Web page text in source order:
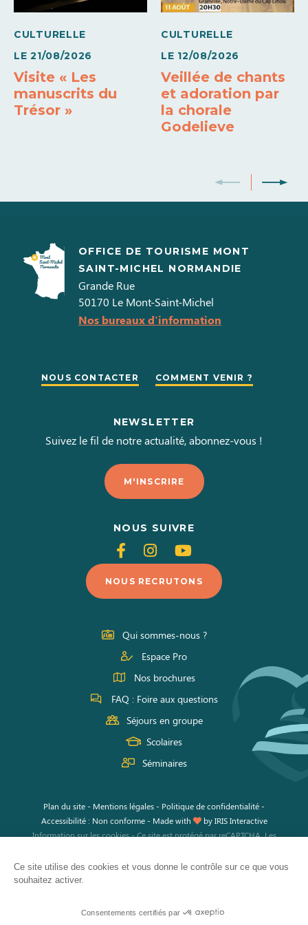
Ce site utilise des cookies et vous donne le contrôle sur ce que vous
souhaitez activer.
Consentements certifiés par
CULTURELLE
LE 21/08/2026
Visite « Les
manuscrits du
Trésor »
CULTURELLE
LE 12/08/2026
Veillée de chants
et adoration par
la chorale
Godelieve
OFFICE DE TOURISME MONT
SAINT-MICHEL NORMANDIE
Grande Rue
50170 Le Mont-Saint-Michel
Nos bureaux d'information
NOUS CONTACTER COMMENT VENIR ?
NEWSLETTER
Suivez le fil de notre actualité, abonnez-vous !
M'INSCRIRE
NOUS SUIVRE
Suivez-
nous
sur
Facebook
Suivez-
nous
sur
Instagram
Suivez-
nous
sur
Youtube
NOUS RECRUTONS
Qui sommes-nous ?
Espace Pro
Nos brochures
FAQ : Foire aux questions
Séjours en groupe
Scolaires
Séminaires
Plan du site- Mentions légales- Politique de confidentialité-
Accessibilité : Non conforme - Made with byIRIS Interactive
Information sur les cookies-Ce site est protégé par reCAPTCHA. Les
s'appliquent.